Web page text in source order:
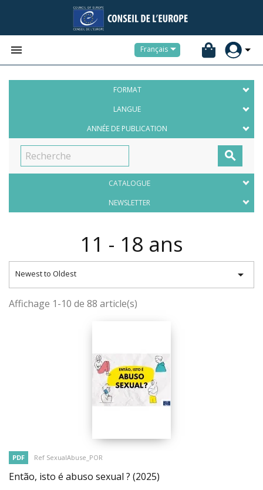
 Français
FORMAT
LANGUE
ANNÉE DE PUBLICATION

CATALOGUE
NEWSLETTER
11 - 18 ans
Newest to Oldest 
Affichage 1-10 de 88 article(s)
PDF Ref SexualAbuse_POR
Então, isto é abuso sexual ? (2025)